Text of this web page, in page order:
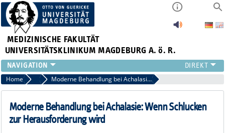
MEDIZINISCHE FAKULTÄT
UNIVERSITÄTSKLINIKUM MAGDEBURG A. ö. R.
INSTITUTE
KLINIKEN
ZENTRALE EINRICHTUNGEN
FORSCHUNG
Home News Moderne Behandlung bei Achalasie: Wenn Schlucken zur Herausforderung wird
Moderne Behandlung bei Achalasie: Wenn Schlucken
zur Herausforderung wird